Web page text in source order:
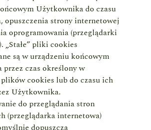
Użytkownika do czasu
opuszczenia strony internetowej
oprogramowania (przeglądarki
„Stałe” pliki cookies
są w urządzeniu końcowym
czas określony w
cookies lub do czasu ich
Użytkownika.
do przeglądania stron
(przeglądarka internetowa)
dopuszcza